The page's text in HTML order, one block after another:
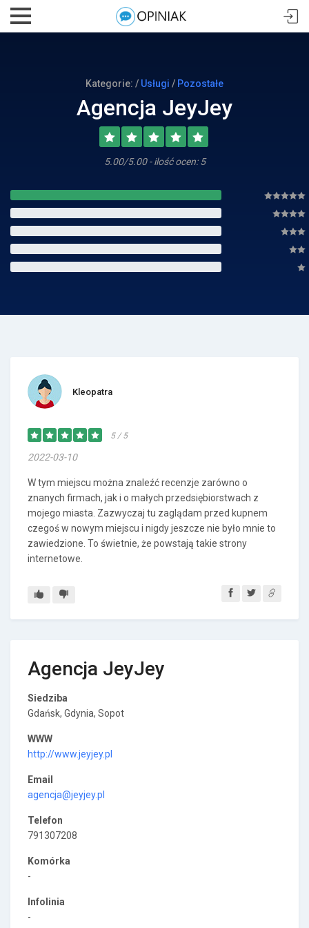
Kategorie: / Usługi / Pozostałe
Agencja JeyJey
5.00/5.00 - ilość ocen: 5
Kleopatra
5 / 5
2022-03-10
W tym miejscu można znaleźć recenzje zarówno o
znanych firmach, jak i o małych przedsiębiorstwach z
mojego miasta. Zazwyczaj tu zaglądam przed kupnem
czegoś w nowym miejscu i nigdy jeszcze nie było mnie to
zawiedzione. To świetnie, że powstają takie strony
internetowe.
Agencja JeyJey
Siedziba
Gdańsk, Gdynia, Sopot
WWW
http://www.jeyjey.pl
Email
agencja@jeyjey.pl
Telefon
791307208
Komórka
-
Infolinia
-